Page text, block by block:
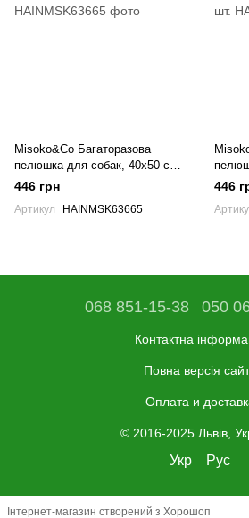
Misoko&Co Багаторазова
пелюшка для собак, 40х50 см
(цуценята), м'ятна, 1 шт.
446 грн
Артикул HAINMSK63665
446
068 851-15-38 050
Контактна
Повна версія
Оплата и
© 2016-2025 Львів,
Укр Рус
Інтернет-магазин створений з Хорошоп